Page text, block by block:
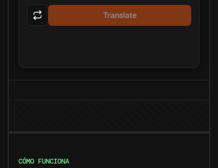
Translate
CÓMO FUNCIONA